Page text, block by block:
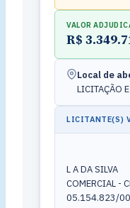
VALOR
R$
Local de
LICITAÇÃO
LICITANTE(S)
L A DA SILVA
COMERCIAL -
05.154.823/